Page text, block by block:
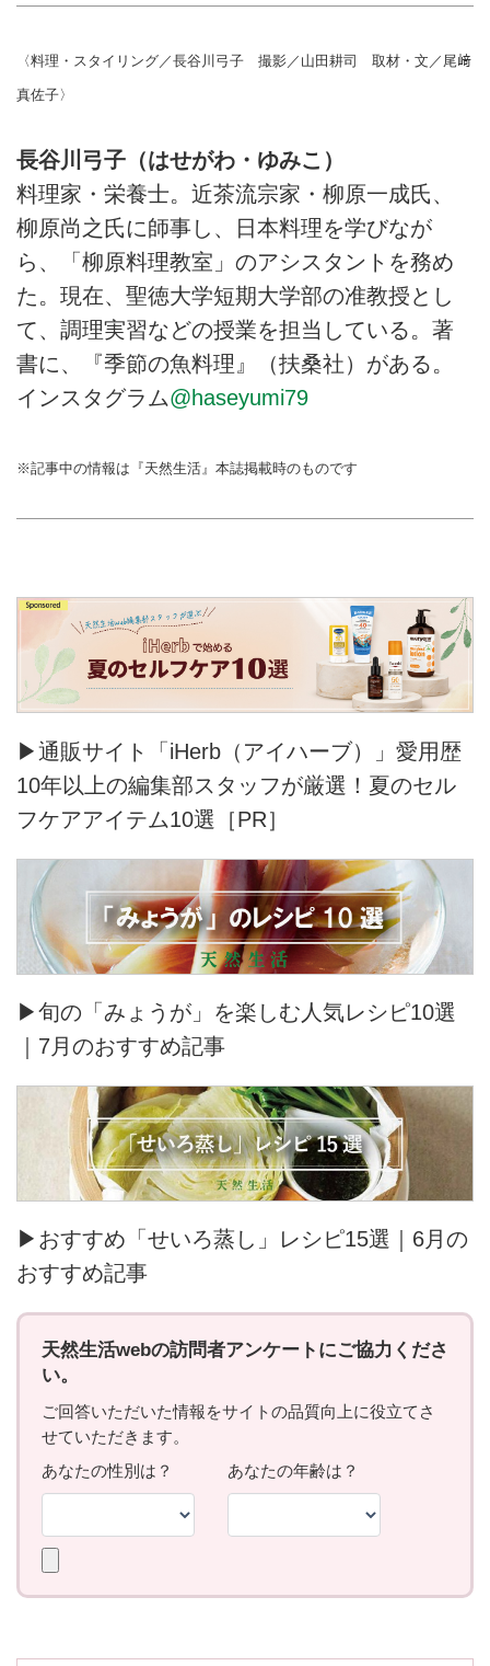
〈料理・スタイリング／長谷川弓子 撮影／山田耕司 取材・文／尾﨑
真佐子〉
長谷川弓子（はせがわ・ゆみこ）
料理家・栄養士。近茶流宗家・柳原一成氏、
柳原尚之氏に師事し、日本料理を学びなが
ら、「柳原料理教室」のアシスタントを務め
た。現在、聖徳大学短期大学部の准教授とし
て、調理実習などの授業を担当している。著
書に、『季節の魚料理』（扶桑社）がある。
インスタグラム@haseyumi79
※記事中の情報は『天然生活』本誌掲載時のものです
▶通販サイト「iHerb（アイハーブ）」愛用歴
10年以上の編集部スタッフが厳選！夏のセル
フケアアイテム10選［PR］
▶旬の「みょうが」を楽しむ人気レシピ10選
｜7月のおすすめ記事
▶おすすめ「せいろ蒸し」レシピ15選｜6月の
おすすめ記事